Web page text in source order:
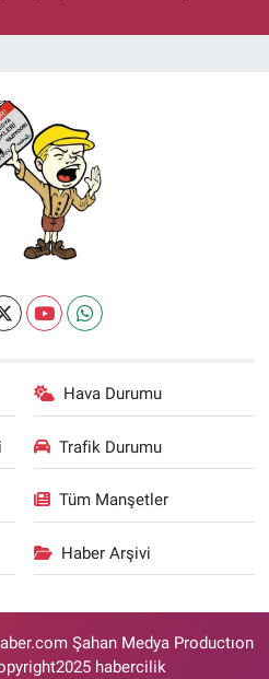
Hava Durumu
Trafik Durumu
Tüm Manşetler
Haber Arşivi
Şahan Medya Productıon
habercilik